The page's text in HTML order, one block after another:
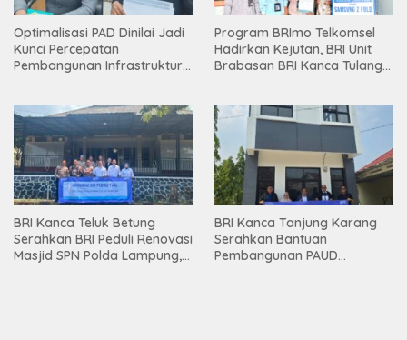
Optimalisasi PAD Dinilai Jadi
Kunci Percepatan
Pembangunan Infrastruktur
Program BRImo Telkomsel
Hadirkan Kejutan, BRI Unit
Brabasan BRI Kanca Tulang
Mesuji
BRI Kanca Teluk Betung
Serahkan BRI Peduli Renovasi
Masjid SPN Polda Lampung,
BRI Kanca Tanjung Karang
Serahkan Bantuan
Pembangunan PAUD